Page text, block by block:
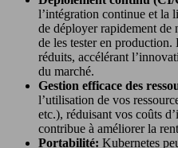
l’intégration continue et la
de déployer rapidement de
de les tester en
réduits, accélérant
du marché.
Gestion efficace des
l’utilisation de vos
etc.), réduisant vos coûts
contribue à améliorer la
Portabilité: Kubernetes